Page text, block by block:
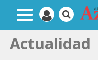
Actualidad